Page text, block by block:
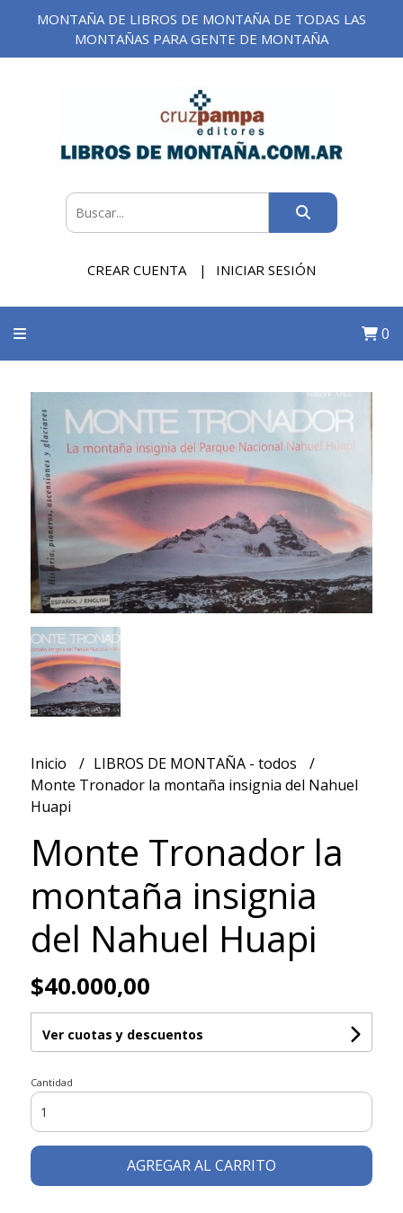
MONTAÑA DE LIBROS DE MONTAÑA DE TODAS LAS
MONTAÑAS PARA GENTE DE MONTAÑA
CREAR CUENTA INICIAR SESIÓN
0
Inicio
LIBROS DE MONTAÑA - todos
Monte Tronador la montaña insignia del Nahuel
Huapi
Monte Tronador la
montaña insignia
del Nahuel Huapi
$40.000,00
Ver cuotas y descuentos
Cantidad
AGREGAR AL CARRITO